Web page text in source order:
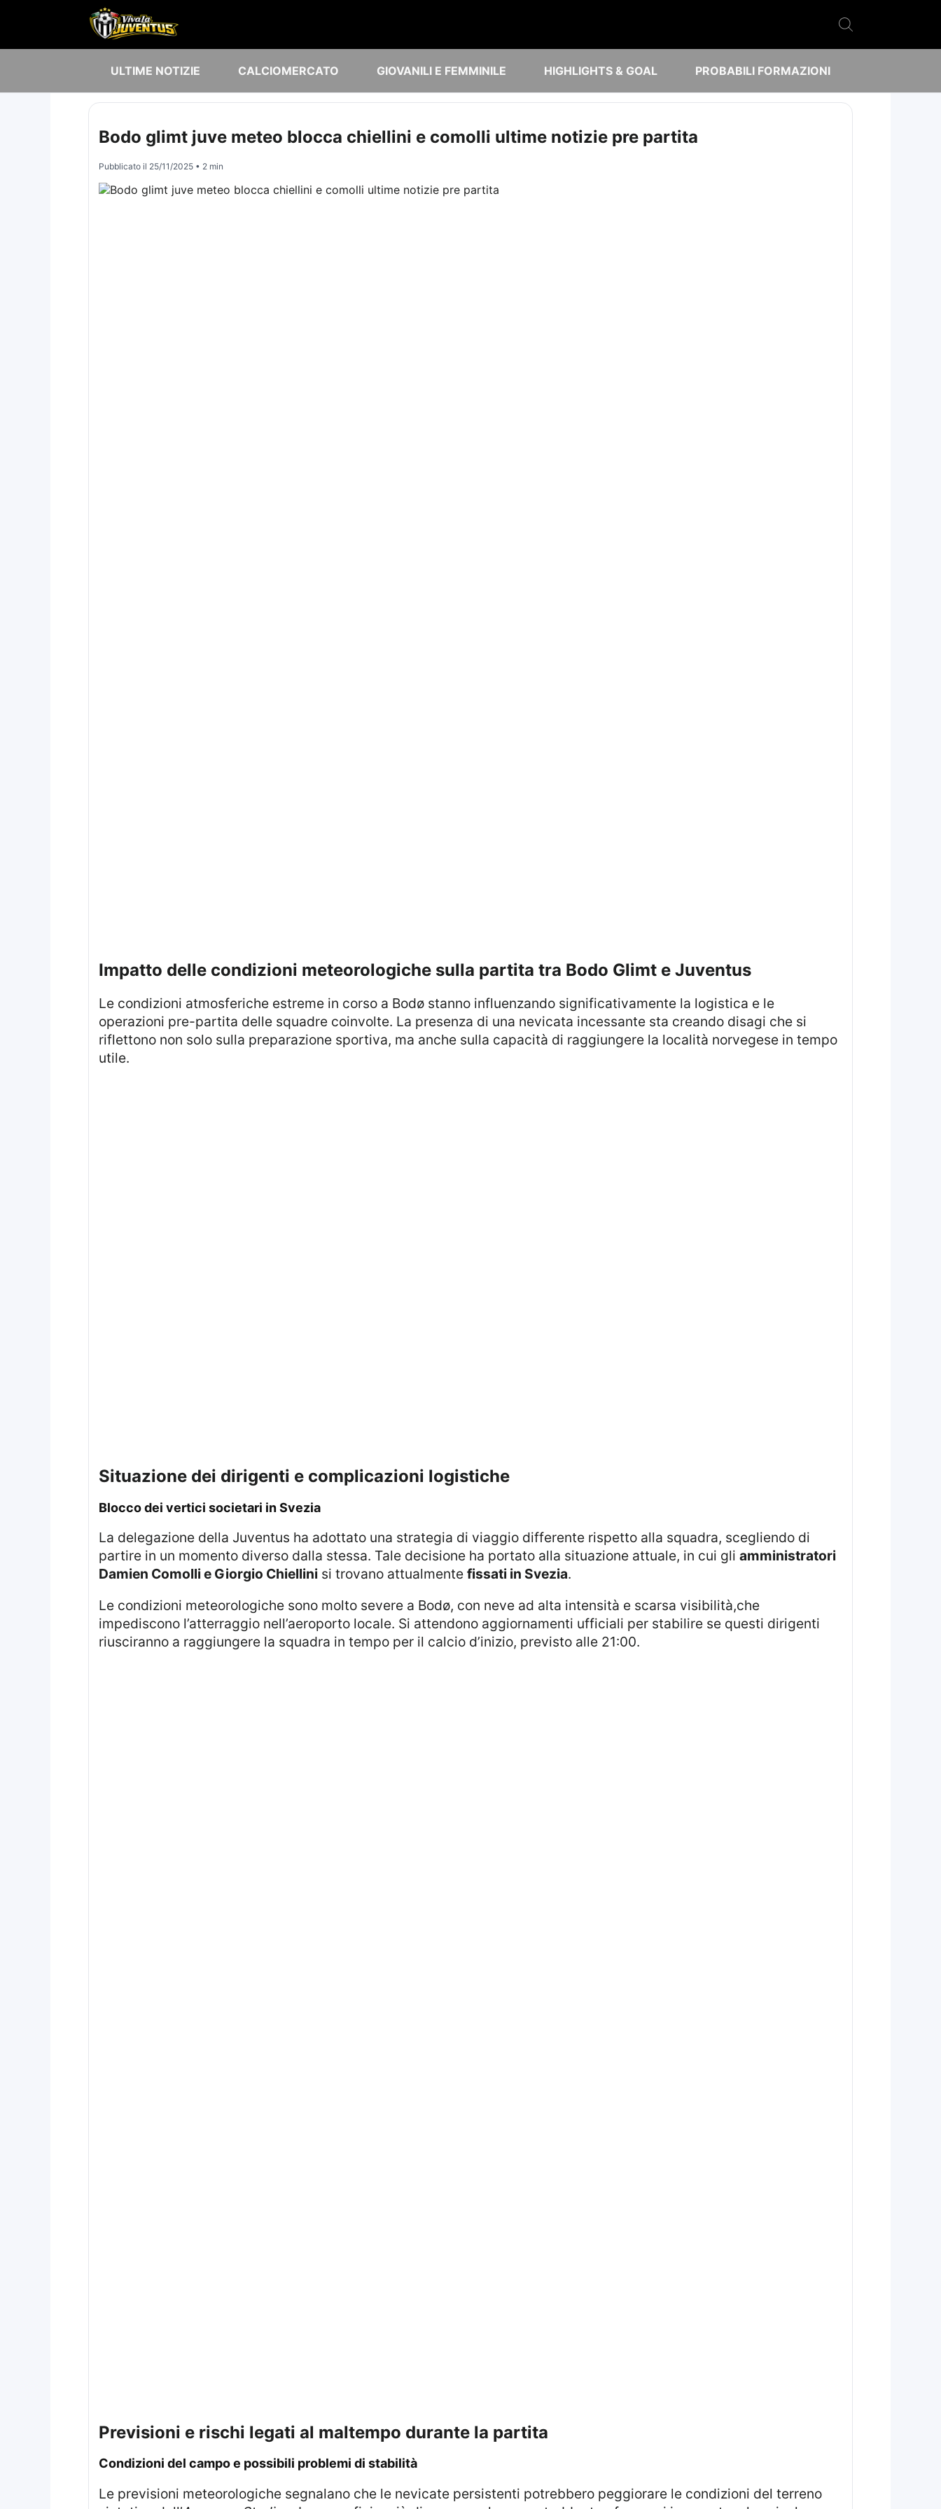
ULTIME NOTIZIE CALCIOMERCATO GIOVANILI E FEMMINILE HIGHLIGHTS & GOAL PROBABILI FORMAZIONI
Bodo glimt juve meteo blocca chiellini e comolli ultime notizie pre partita
Pubblicato il 25/11/2025• 2 min
Impatto delle condizioni meteorologiche sulla partita tra Bodo Glimt e Juventus
Le condizioni atmosferiche estreme in corso a Bodø stanno influenzando significativamente la logistica e le
operazioni pre-partita delle squadre coinvolte. La presenza di una nevicata incessante sta creando disagi che si
riflettono non solo sulla preparazione sportiva, ma anche sulla capacità di raggiungere la località norvegese in tempo
utile.
Situazione dei dirigenti e complicazioni logistiche
Blocco dei vertici societari in Svezia
La delegazione della Juventus ha adottato una strategia di viaggio differente rispetto alla squadra, scegliendo di
partire in un momento diverso dalla stessa. Tale decisione ha portato alla situazione attuale, in cui gli amministratori
Damien Comolli e Giorgio Chiellini si trovano attualmente fissati in Svezia.
Le condizioni meteorologiche sono molto severe a Bodø, con neve ad alta intensità e scarsa visibilità,che
impediscono l’atterraggio nell’aeroporto locale. Si attendono aggiornamenti ufficiali per stabilire se questi dirigenti
riusciranno a raggiungere la squadra in tempo per il calcio d’inizio, previsto alle 21:00.
Previsioni e rischi legati al maltempo durante la partita
Condizioni del campo e possibili problemi di stabilità
Le previsioni meteorologiche segnalano che le nevicate persistenti potrebbero peggiorare le condizioni del terreno